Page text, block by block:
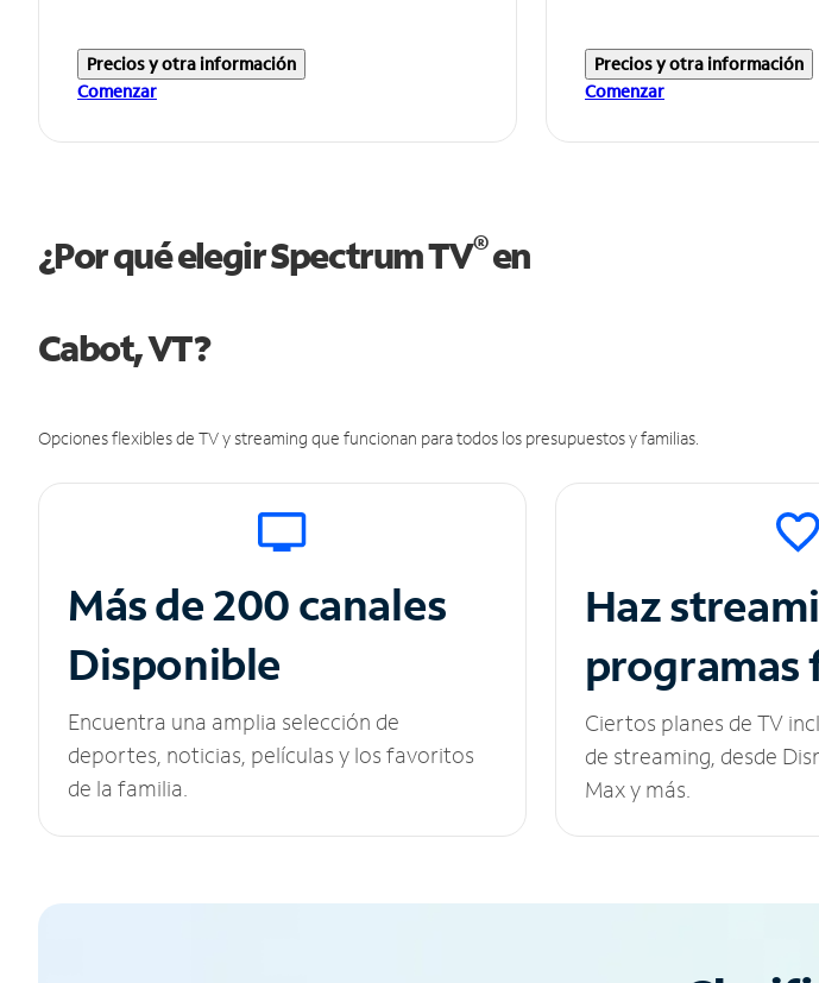
Precios y otra información
Comenzar
Precios y otra información
Comenzar
¿Por qué elegir Spectrum TV®en
Cabot, VT?
Opciones flexibles de TV y streaming que funcionan para todos los presupuestos y familias.
Más de 200 canales
Disponible
Encuentra una amplia selección de
deportes, noticias, películas y los favoritos
de la familia.
Haz
programas
Ciertos planes de TV
de streaming, desde
Max y más.